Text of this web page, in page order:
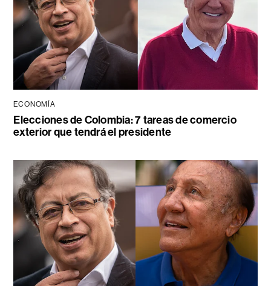
ECONOMÍA
Elecciones de Colombia: 7 tareas de comercio
exterior que tendrá el presidente